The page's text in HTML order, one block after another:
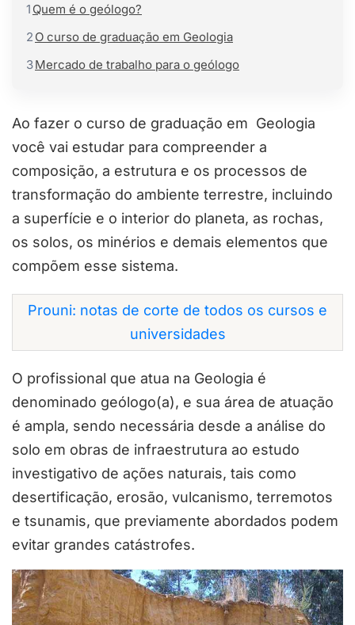
1 Quem é o geólogo?
2 O curso de graduação em Geologia
3Mercado de trabalho para o geólogo
Ao fazer o curso de graduação em Geologia
você vai estudar para compreender a
composição, a estrutura e os processos de
transformação do ambiente terrestre, incluindo
a superfície e o interior do planeta, as rochas,
os solos, os minérios e demais elementos que
compõem esse sistema.
Prouni: notas de corte de todos os cursos e
universidades
O profissional que atua na Geologia é
denominado geólogo(a), e sua área de atuação
é ampla, sendo necessária desde a análise do
solo em obras de infraestrutura ao estudo
investigativo de ações naturais, tais como
desertificação, erosão, vulcanismo, terremotos
e tsunamis, que previamente abordados podem
evitar grandes catástrofes.